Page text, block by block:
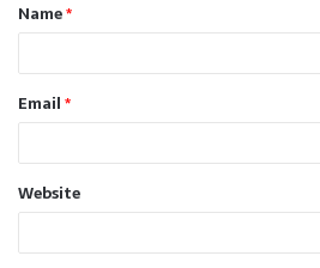
*Name*
Email*
Website